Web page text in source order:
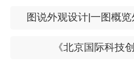
图说外观设计|一图概
《北京国际科技